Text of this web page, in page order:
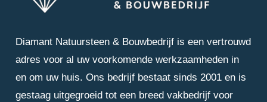
Diamant Natuursteen & Bouwbedrijf is een vertrouwd
adres voor al uw voorkomende werkzaamheden in
en om uw huis. Ons bedrijf bestaat sinds 2001 en is
gestaag uitgegroeid tot een breed vakbedrijf voor